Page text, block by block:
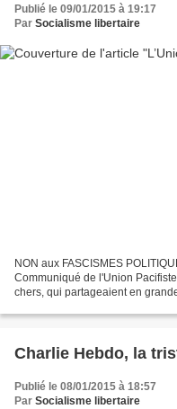
Publié le 09/01/2015 à 19:17
Par Socialisme libertaire
NON aux FASCISMES
Communiqué de l'Union
chers, qui partageaient en
Charlie Hebdo, la
Publié le 08/01/2015 à 18:57
Par Socialisme libertaire